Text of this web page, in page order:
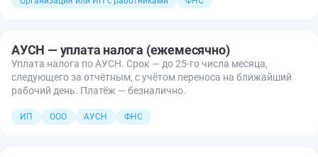
АУСН — уплата налога (ежемесячно)
Уплата налога по АУСН. Срок — до 25-го числа месяца,
следующего за отчётным, с учётом переноса на ближайший
рабочий день. Платёж — безналично.
ИП ООО АУСН ФНС